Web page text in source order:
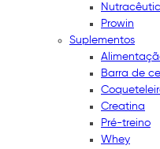
Prowin
Suplementos
Barra de
Creatina
Pré-treino
Whey